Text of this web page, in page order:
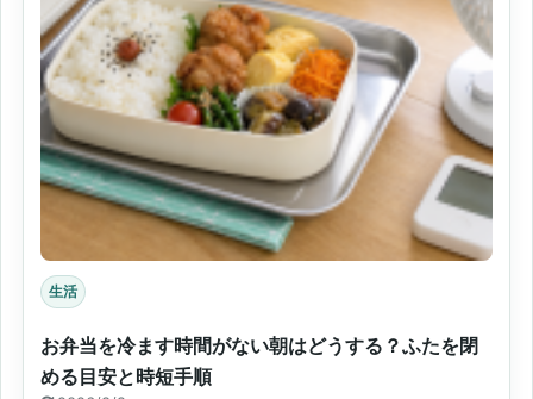
生活
お弁当を冷ます時間がない朝はどうする？ふたを閉
める目安と時短手順